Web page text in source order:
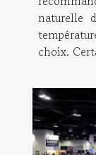
naturelle
choix.